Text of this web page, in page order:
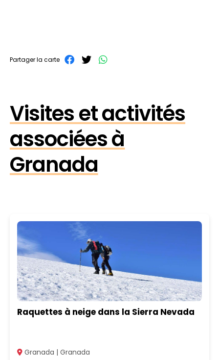
Partager la carte
Visites et activités
associées à
Granada
Raquettes à neige dans la Sierra Nevada
Granada | Granada